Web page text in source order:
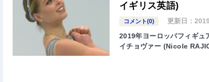
イギリス英語)
コメント(0) 更新日：
2019年ヨーロッパフィギュ
イチョヴァー (Nicole